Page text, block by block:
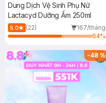
Dung Dịch Vệ Sinh Phụ Nữ
Lactacyd Dưỡng Ẩm 250ml
5.0 (22)
167/tháng
64%
-48%